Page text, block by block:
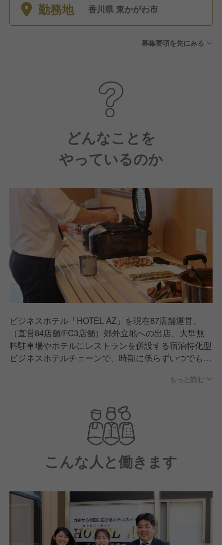
す。
勤務地 香川県 東かがわ市
募集要項を先にみる
どんなことを
やっているのか
ビジネスホテル「HOTEL AZ」を現在87店舗運営。
（直営84店舗/FC3店舗）郊外立地への出店、大型無
料駐車場やホテルにレストランを併設する宿泊特化型
ビジネスホテルチェーンで、時期に係らずいつでも同
ネスモデルで新しいホテル経営を追求しています
もっと読む
こんな人と働きます